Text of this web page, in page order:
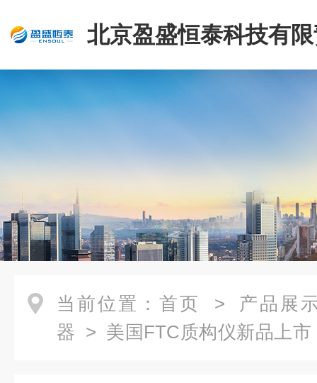
北京盈盛恒泰科技有
司
当前位置： 首页 > 产品展
器 > 美国FTC质构仪新品上市